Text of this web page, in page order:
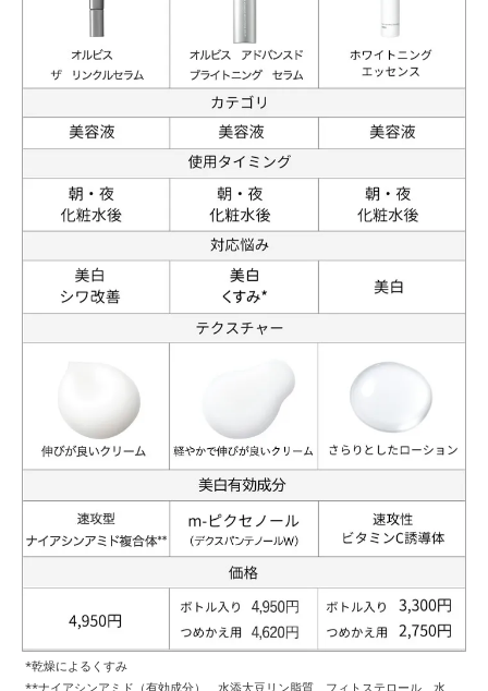
*乾燥によるくすみ
**ナイアシンアミド（有効成分）、水添大豆リン脂質、フィトステロール、水